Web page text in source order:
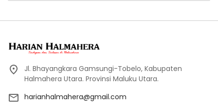
Jl. Bhayangkara Gamsungi-Tobelo, Kabupaten
Halmahera Utara. Provinsi Maluku Utara.
harianhalmahera@gmail.com